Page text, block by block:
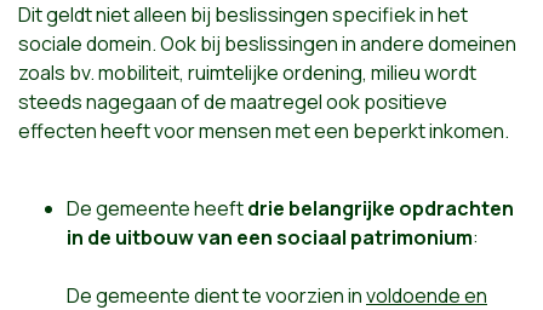
Dit geldt niet alleen bij beslissingen specifiek in het
sociale domein. Ook bij beslissingen in andere domeinen
zoals bv. mobiliteit, ruimtelijke ordening, milieu wordt
steeds nagegaan of de maatregel ook positieve
effecten heeft voor mensen met een beperkt inkomen.
De gemeente heeftdrie belangrijke opdrachten
in de uitbouw van een sociaal patrimonium:
De gemeente dient te voorzien involdoende en